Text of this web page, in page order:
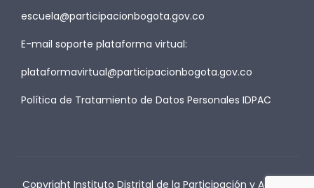
escuela@participacionbogota.gov.co
E-mail soporte plataforma virtual:
plataformavirtual@participacionbogota.gov.co
Política de Tratamiento de Datos Personales IDPAC
Copyright Instituto Distrital de la Participación y Acción